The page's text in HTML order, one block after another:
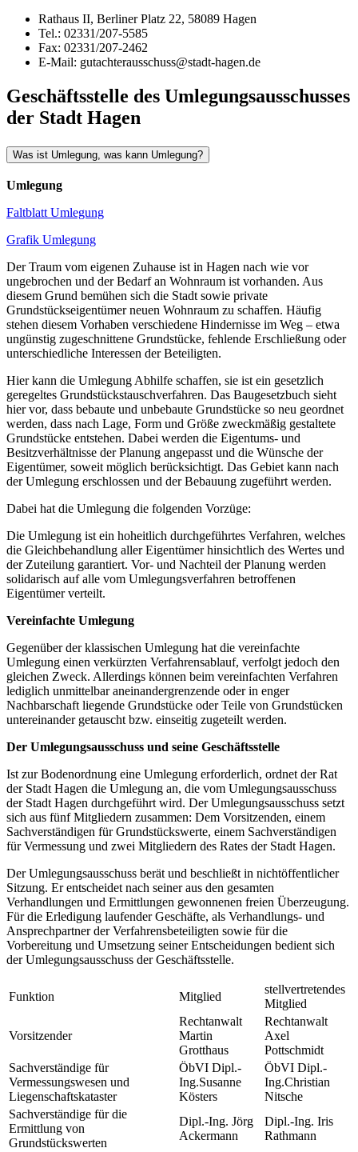
Rathaus II, Berliner Platz 22, 58089 Hagen
Tel.: 02331/207-5585
Fax: 02331/207-2462
E-Mail: gutachterausschuss@stadt-hagen.de
Geschäftsstelle des Umlegungsausschusses
der Stadt Hagen
Was ist Umlegung, was kann Umlegung?
Umlegung
Faltblatt Umlegung
Grafik Umlegung
Der Traum vom eigenen Zuhause ist in Hagen nach wie vor
ungebrochen und der Bedarf an Wohnraum ist vorhanden. Aus
diesem Grund bemühen sich die Stadt sowie private
Grundstückseigentümer neuen Wohnraum zu schaffen. Häufig
stehen diesem Vorhaben verschiedene Hindernisse im Weg – etwa
ungünstig zugeschnittene Grundstücke, fehlende Erschließung oder
unterschiedliche Interessen der Beteiligten.
Hier kann die Umlegung Abhilfe schaffen, sie ist ein gesetzlich
geregeltes Grundstückstauschverfahren. Das Baugesetzbuch sieht
hier vor, dass bebaute und unbebaute Grundstücke so neu geordnet
werden, dass nach Lage, Form und Größe zweckmäßig gestaltete
Grundstücke entstehen. Dabei werden die Eigentums- und
Besitzverhältnisse der Planung angepasst und die Wünsche der
Eigentümer, soweit möglich berücksichtigt. Das Gebiet kann nach
der Umlegung erschlossen und der Bebauung zugeführt werden.
Dabei hat die Umlegung die folgenden Vorzüge:
Die Umlegung ist ein hoheitlich durchgeführtes Verfahren, welches
die Gleichbehandlung aller Eigentümer hinsichtlich des Wertes und
der Zuteilung garantiert. Vor- und Nachteil der Planung werden
solidarisch auf alle vom Umlegungsverfahren betroffenen
Eigentümer verteilt.
Vereinfachte Umlegung
Gegenüber der klassischen Umlegung hat die vereinfachte
Umlegung einen verkürzten Verfahrensablauf, verfolgt jedoch den
gleichen Zweck. Allerdings können beim vereinfachten Verfahren
lediglich unmittelbar aneinandergrenzende oder in enger
Nachbarschaft liegende Grundstücke oder Teile von Grundstücken
untereinander getauscht bzw. einseitig zugeteilt werden.
Der Umlegungsausschuss und seine Geschäftsstelle
Ist zur Bodenordnung eine Umlegung erforderlich, ordnet der Rat
der Stadt Hagen die Umlegung an, die vom Umlegungsausschuss
der Stadt Hagen durchgeführt wird. Der Umlegungsausschuss setzt
sich aus fünf Mitgliedern zusammen: Dem Vorsitzenden, einem
Sachverständigen für Grundstückswerte, einem Sachverständigen
für Vermessung und zwei Mitgliedern des Rates der Stadt Hagen.
Der Umlegungsausschuss berät und beschließt in nichtöffentlicher
Sitzung. Er entscheidet nach seiner aus den gesamten
Verhandlungen und Ermittlungen gewonnenen freien Überzeugung.
Für die Erledigung laufender Geschäfte, als Verhandlungs- und
Ansprechpartner der Verfahrensbeteiligten sowie für die
Vorbereitung und Umsetzung seiner Entscheidungen bedient sich
der Umlegungsausschuss der Geschäftsstelle.
Funktion Mitglied
stellvertretendes
Mitglied
Vorsitzender
Rechtanwalt
Martin
Grotthaus
Rechtanwalt
Axel
Pottschmidt
Sachverständige für
Vermessungswesen und
Liegenschaftskataster
ÖbVI Dipl.-
Ing.Susanne
Kösters
ÖbVI Dipl.-
Ing.Christian
Nitsche
Sachverständige für die
Ermittlung von
Grundstückswerten
Dipl.-Ing. Jörg
Ackermann
Dipl.-Ing. Iris
Rathmann